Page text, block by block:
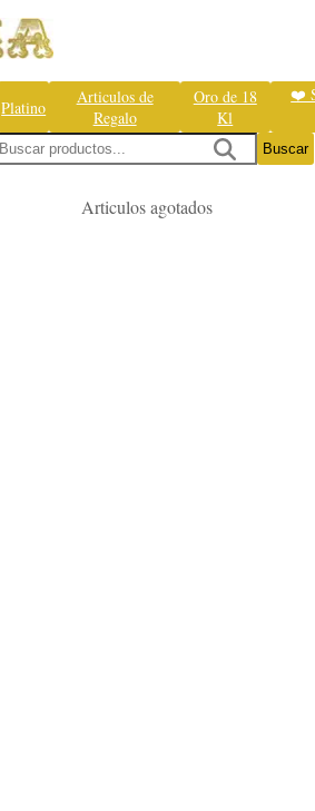
Platino
Articulos de
Regalo
Oro de 18
Kl
❤️
Buscar
Articulos agotados